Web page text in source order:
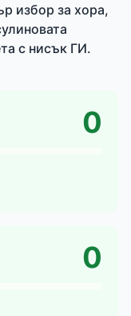
избор за хора,
с нисък ГИ.
0
0